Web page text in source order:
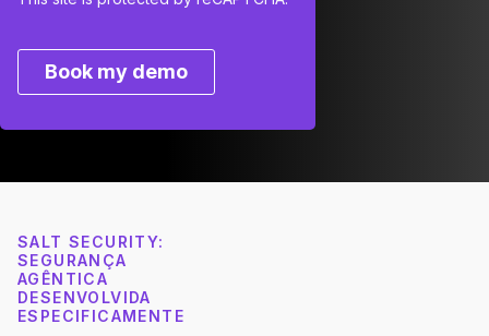
Book my demo
SALT SECURITY:
SEGURANÇA
AGÊNTICA
DESENVOLVIDA
ESPECIFICAMENTE